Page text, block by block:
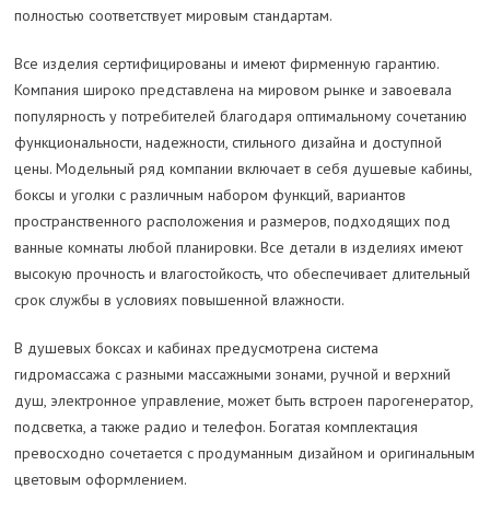
полностью соответствует мировым стандартам.
Все изделия сертифицированы и имеют фирменную гарантию.
Компания широко представлена на мировом рынке и завоевала
популярность у потребителей благодаря оптимальному сочетанию
функциональности, надежности, стильного дизайна и доступной
цены. Модельный ряд компании включает в себя душевые кабины,
боксы и уголки с различным набором функций, вариантов
пространственного расположения и размеров, подходящих под
ванные комнаты любой планировки. Все детали в изделиях имеют
высокую прочность и влагостойкость, что обеспечивает длительный
срок службы в условиях повышенной влажности.
В душевых боксах и кабинах предусмотрена система
гидромассажа с разными массажными зонами, ручной и верхний
душ, электронное управление, может быть встроен парогенератор,
подсветка, а также радио и телефон. Богатая комплектация
превосходно сочетается с продуманным дизайном и оригинальным
цветовым оформлением.